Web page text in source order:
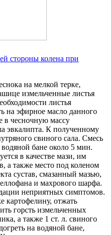
стороны колена при
на мелкой терке,
измельченные листья
листья
на эфирное масло данного
в чесночную массу
эвкалипта. К полученному
свиного сала. Смесь
бане около 5 мин.
в качестве мази, им
а также место под коленом
сустав, смазанный мазью,
и махрового шарфа.
неприятных симптомов.
картофелину, отжать
горсть измельченных
а также 1 ст. л. свиного
на водяной бане,